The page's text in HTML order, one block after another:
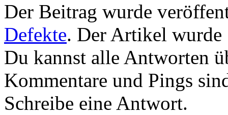
Der Beitrag wurde
Defekte. Der Artikel wurde
Du kannst alle Antworten
Kommentare und Pings
Schreibe eine Antwort.